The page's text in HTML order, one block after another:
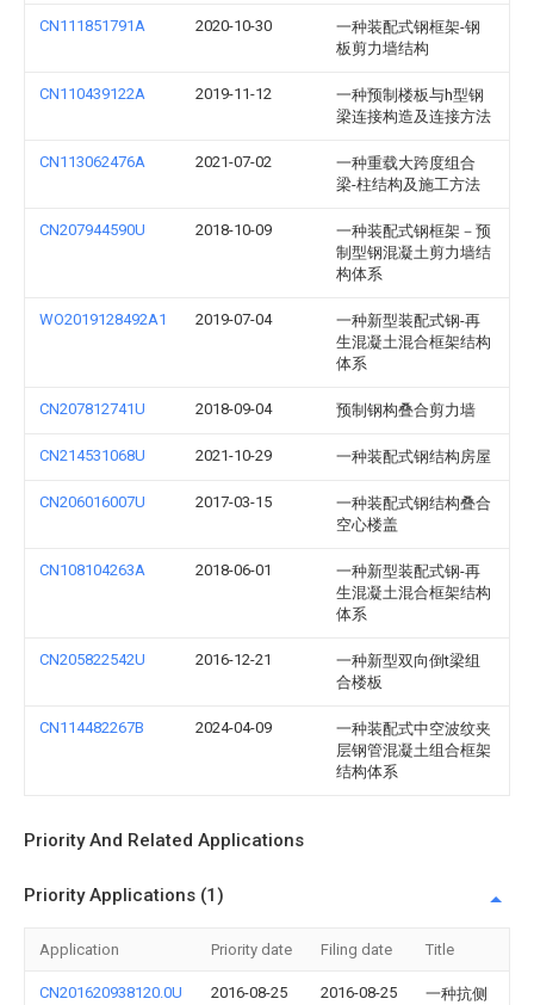
CN111851791A 2020-10-30
一种装配式钢框架-钢
板剪力墙结构
CN110439122A 2019-11-12
一种预制楼板与h型钢
梁连接构造及连接方法
CN113062476A 2021-07-02
一种重载大跨度组合
梁-柱结构及施工方法
CN207944590U 2018-10-09
一种装配式钢框架－预
制型钢混凝土剪力墙结
构体系
WO2019128492A1 2019-07-04
一种新型装配式钢-再
生混凝土混合框架结构
体系
CN207812741U 2018-09-04 预制钢构叠合剪力墙
CN214531068U 2021-10-29 一种装配式钢结构房屋
CN206016007U 2017-03-15
一种装配式钢结构叠合
空心楼盖
CN108104263A 2018-06-01
一种新型装配式钢-再
生混凝土混合框架结构
体系
CN205822542U 2016-12-21
一种新型双向倒t梁组
合楼板
CN114482267B 2024-04-09
一种装配式中空波纹夹
层钢管混凝土组合框架
结构体系
Priority And Related Applications
Priority Applications (1)
Application Priority date Filing date Title
CN201620938120.0U 2016-08-25 2016-08-25
一种抗侧